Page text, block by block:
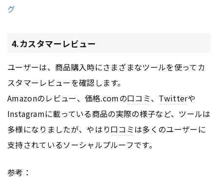
グ
4.カスタマーレビュー
ユーザーは、商品購入時にさまざまなツールを使ってカ
スタマーレビューを確認します。
Amazonのレビュー、価格.comの口コミ、 Twitterや
Instagramに載っている商品の実際の様子など、ツールは
多様になりましたが、やはり口コミは多くのユーザーに
支持されているソーシャルプルーフです。
参考：